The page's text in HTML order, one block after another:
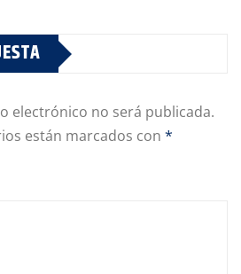
electrónico no será publicada.
están marcados con *